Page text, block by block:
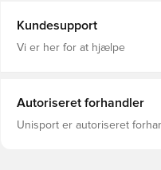
Kundesupport
Vi er her for at hjælpe
Autoriseret forhandler
Unisport er autoriseret